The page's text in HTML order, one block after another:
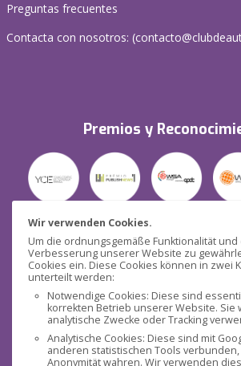
Wir verwenden Cookies.
Um die ordnungsgemäße Funktionalität
Verbesserung unserer Website zu
Cookies ein. Diese Cookies können in zwei
unterteilt werden:
Notwendige Cookies: Diese sind
korrekten Betrieb unserer Website. Sie
analytische Zwecke oder Tracking
Analytische Cookies: Diese sind mit
anderen statistischen Tools
Anonymität wahren. Wir verwenden
Preguntas frecuentes
Contacta con nosotros: (
Premios y
Seguridad